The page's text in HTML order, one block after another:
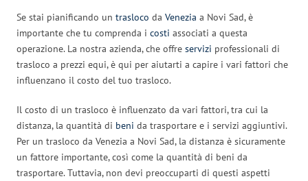
Se stai pianificando un trasloco da Venezia a Novi Sad, è
importante che tu comprenda i costi associati a questa
operazione. La nostra azienda, che offre servizi professionali di
trasloco a prezzi equi, è qui per aiutarti a capire i vari fattori che
influenzano il costo del tuo trasloco.
Il costo di un trasloco è influenzato da vari fattori, tra cui la
distanza, la quantità di beni da trasportare e i servizi aggiuntivi.
Per un trasloco da Venezia a Novi Sad, la distanza è sicuramente
un fattore importante, così come la quantità di beni da
trasportare. Tuttavia, non devi preoccuparti di questi aspetti